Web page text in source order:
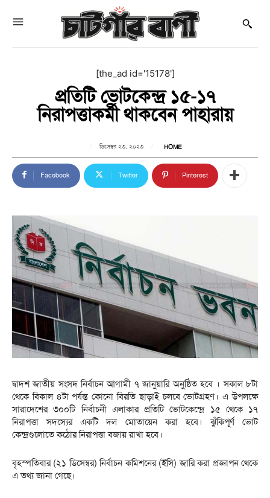
[the_ad id='15178']
প্রতিটি ভোটকেন্দ্র ১৫-১৭
নিরাপত্তাকর্মী থাকবেন পাহারায়
ডিসেম্বর ২৩, ২০২৩ HOME
Facebook Twitter Pinterest
দ্বাদশ জাতীয় সংসদ নির্বাচন আগামী ৭ জানুয়ারি অনুষ্ঠিত হবে । সকাল ৮টা
থেকে বিকাল ৪টা পর্যন্ত কোনো বিরতি ছাড়াই চলবে ভোটগ্রহণ। এ উপলক্ষে
সারাদেশের ৩০০টি নির্বাচনী এলাকার প্রতিটি ভোটকেন্দ্রে ১৫ থেকে ১৭
নিরাপত্তা সদস্যের একটি দল মোতায়েন করা হবে। ঝুঁকিপূর্ণ ভোট
কেন্দ্রগুলোতে কঠোর নিরাপত্তা বজায় রাখা হবে।
বৃহস্পতিবার (২১ ডিসেম্বর) নির্বাচন কমিশনের (ইসি) জারি করা প্রজ্ঞাপন থেকে
এ তথ্য জানা গেছে।